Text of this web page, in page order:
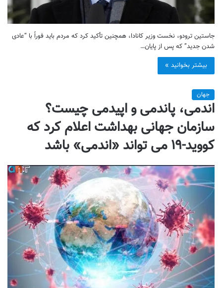
جاستین ترودو، نخست وزیر کانادا، همچنین تأکید کرد که مردم باید فوراً با “عادی
شدن جدید” که پس از پایان…
بیشتر بخوانید »
جهان
اندمی، پاندمی و اپیدمی چیست؟
سازمان جهانی بهداشت اعلام كرد كه
کووید-۱۹ می تواند «اندمی» باشد